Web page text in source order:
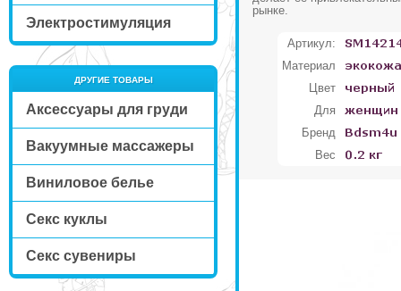
Электростимуляция
ДРУГИЕ ТОВАРЫ
Аксессуары для груди
Вакуумные массажеры
Виниловое белье
Секс куклы
Секс сувениры
рынке.
Артикул:
Материал
Цвет
Для
Бренд
Вес